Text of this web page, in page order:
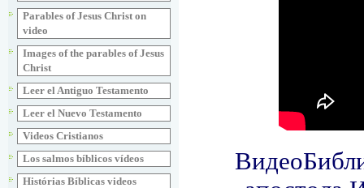
Parables of Jesus Christ on
video
Images of the parables of Jesus
Christ
Leer el Antiguo Testamento
Leer el Nuevo Testamento
Videos Cristianos
Los salmos bíblicos vídeos
Histórias Bíblicas videos